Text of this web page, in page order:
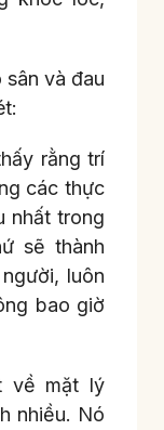
và đau
rằng trí
các thực
nhất trong
sẽ thành
luôn
bao giờ
về mặt lý
nhiều. Nó